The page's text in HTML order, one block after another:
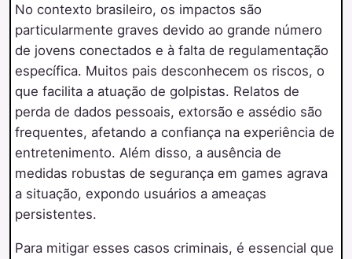
No contexto brasileiro, os impactos são
particularmente graves devido ao grande número
de jovens conectados e à falta de regulamentação
específica. Muitos pais desconhecem os riscos, o
que facilita a atuação de golpistas. Relatos de
perda de dados pessoais, extorsão e assédio são
frequentes, afetando a confiança na experiência de
entretenimento. Além disso, a ausência de
medidas robustas de segurança em games agrava
a situação, expondo usuários a ameaças
persistentes.
Para mitigar esses casos criminais, é essencial que